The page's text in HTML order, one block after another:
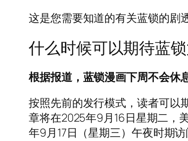
这是您需要知道的有关蓝锁的剧
什么时候可以期待蓝
根据报道，蓝锁漫画下周不会休息
按照先前的发行模式，读者可以
章将在2025年9月16日星期二，
年9月17日（星期三）午夜时期访